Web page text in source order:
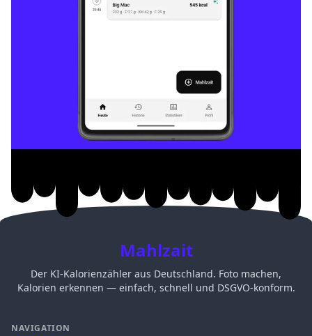
Mahlzait
Der KI-Kalorienzähler aus Deutschland. Foto machen,
Kalorien erkennen — einfach, schnell und DSGVO-konform.
NAVIGATION